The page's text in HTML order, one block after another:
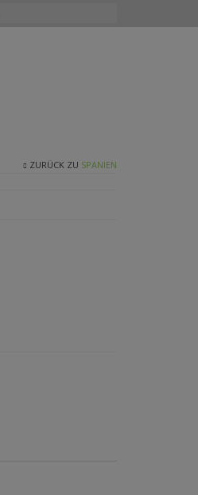
ZURÜCK ZU SPANIEN